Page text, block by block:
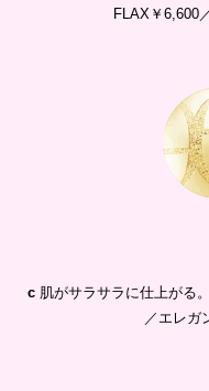
FLAX￥6,600
c肌がサラサラに仕上がる
／エレガ